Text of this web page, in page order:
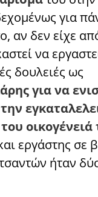
για
αν δεν είχε
να
δουλειές ως
για να
οικογένειά
εργάστης σε
ήταν